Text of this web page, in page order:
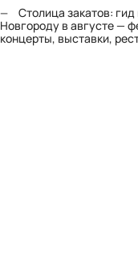
Столица закатов:
Новгороду в августе —
концерты, выставки,